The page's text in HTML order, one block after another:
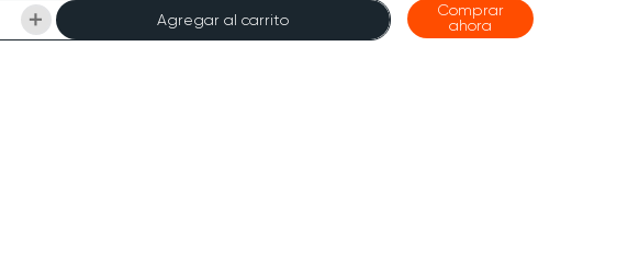
＋ Agregar al carrito
Comprar
ahora